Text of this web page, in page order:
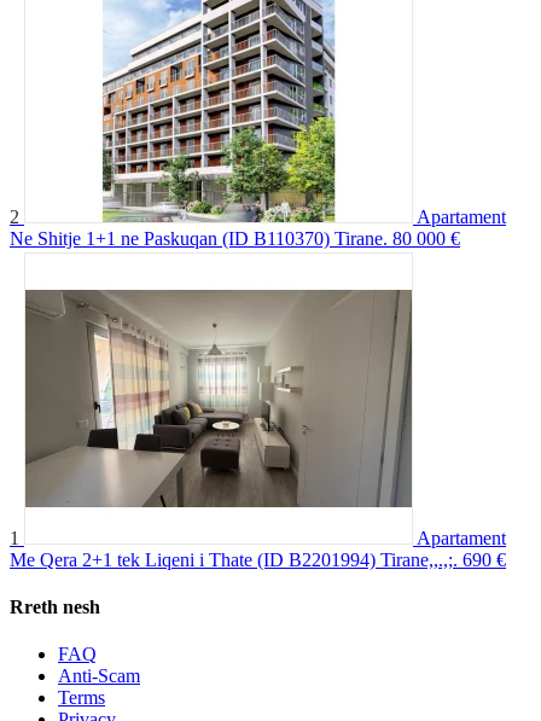
2
Apartament
Ne Shitje 1+1 ne Paskuqan (ID B110370) Tirane. 80 000 €
1
Apartament
Me Qera 2+1 tek Liqeni i Thate (ID B2201994) Tirane,,.,;. 690 €
Rreth nesh
FAQ
Anti-Scam
Terms